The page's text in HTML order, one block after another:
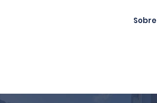
Sobre